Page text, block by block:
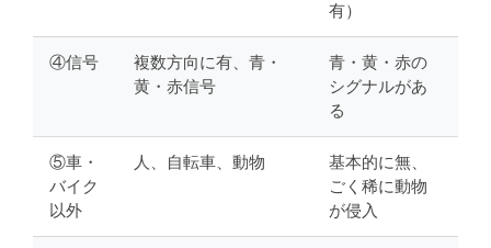
有）
④信号
複数方向に有、青・
黄・赤信号
青・黄・赤の
シグナルがあ
る
⑤車・
バイク
以外
人、自転車、動物
基本的に無、
ごく稀に動物
が侵入